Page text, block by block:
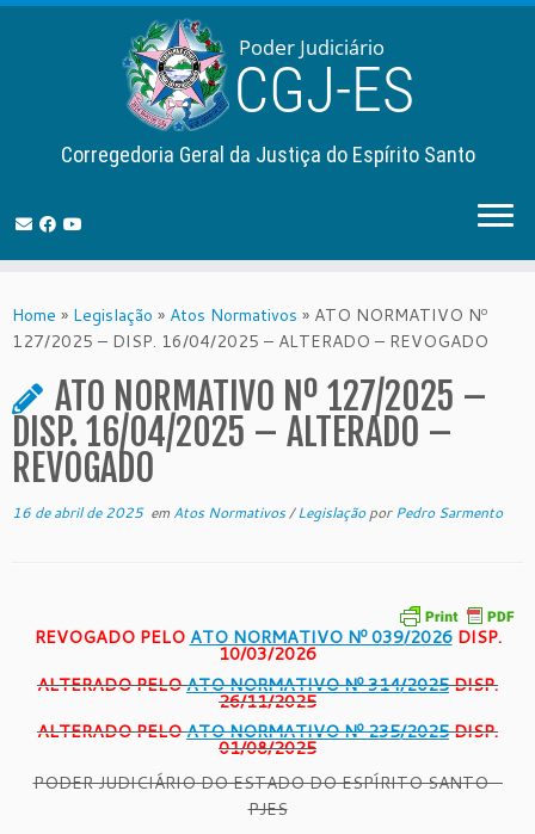
to
content
Corregedoria Geral da Justiça do Espírito Santo
Home » Legislação » Atos Normativos » ATO NORMATIVO Nº
127/2025 – DISP. 16/04/2025 – ALTERADO – REVOGADO
ATO NORMATIVO Nº 127/2025 –
DISP. 16/04/2025 – ALTERADO –
REVOGADO
16 de abril de 2025em Atos Normativos/LegislaçãoporPedro Sarmento
REVOGADO PELO ATO NORMATIVO Nº 039/2026DISP.
10/03/2026
ALTERADO PELOATO NORMATIVO Nº 314/2025DISP.
26/11/2025
ALTERADO PELOATO NORMATIVO Nº 235/2025DISP.
01/08/2025
PODER JUDICIÁRIO DO ESTADO DO ESPÍRITO SANTO –
PJES